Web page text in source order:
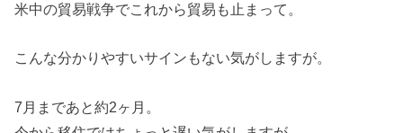
米中の貿易戦争でこれから貿易も止まって。
こんな分かりやすいサインもない気がしますが。
7月まであと約2ヶ月。